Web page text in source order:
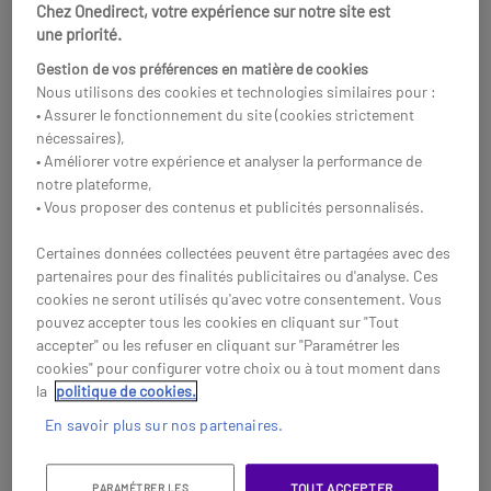
Acheter
Samsung OM55B écran
vitrine
Écran vitrine 4K haute
luminosité avec lecteur
multimédia et protection
contre la poussière (IP5X) et la
Pack écran 4K
Neomounts
dynamique en entreprise, avec
écran 4K Samsung de 55" avec
Chez Onedirect, votre expérience sur notre site est
une priorité.
Gestion de vos préférences en matière de cookies
Nous utilisons des cookies et technologies similaires pour :
• Assurer le fonctionnement du site (cookies strictement
nécessaires),
• Améliorer votre expérience et analyser la performance de
notre plateforme,
• Vous proposer des contenus et publicités personnalisés.
Certaines données collectées peuvent être partagées avec des
partenaires pour des finalités publicitaires ou d'analyse. Ces
cookies ne seront utilisés qu'avec votre consentement. Vous
pouvez accepter tous les cookies en cliquant sur "Tout
accepter" ou les refuser en cliquant sur "Paramétrer les
cookies" pour configurer votre choix ou à tout moment dans
la politique de cookies.
En savoir plus sur nos partenaires.
PARAMÉTRER LES